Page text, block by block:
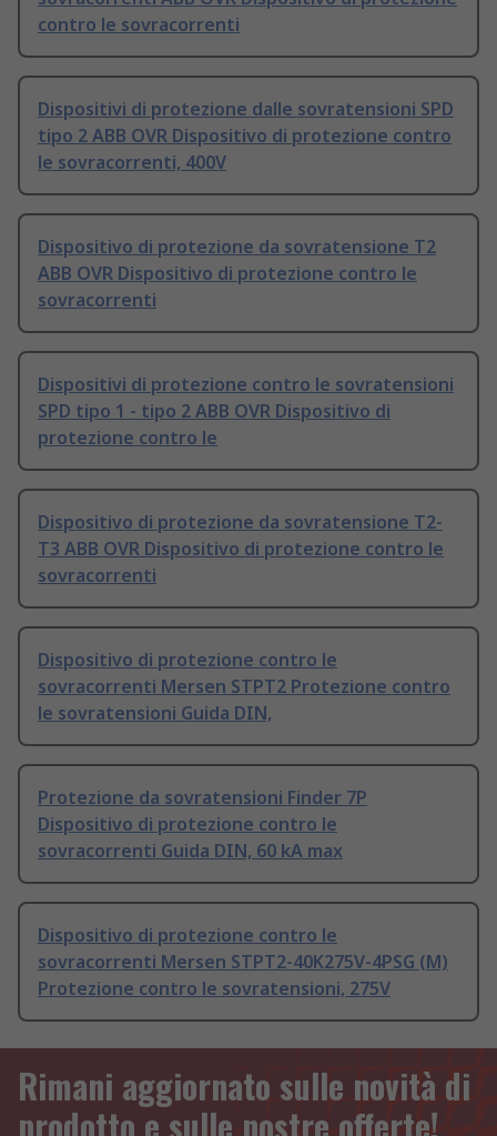
contro le sovracorrenti
Dispositivi di protezione dalle sovratensioni SPD
tipo 2 ABB OVR Dispositivo di protezione contro
le sovracorrenti, 400V
Dispositivo di protezione da sovratensione T2
ABB OVR Dispositivo di protezione contro le
sovracorrenti
Dispositivi di protezione contro le sovratensioni
SPD tipo 1 - tipo 2 ABB OVR Dispositivo di
protezione contro le
Dispositivo di protezione da sovratensione T2-
T3 ABB OVR Dispositivo di protezione contro le
sovracorrenti
Dispositivo di protezione contro le
sovracorrenti Mersen STPT2 Protezione contro
le sovratensioni Guida DIN,
Protezione da sovratensioni Finder 7P
Dispositivo di protezione contro le
sovracorrenti Guida DIN, 60 kA max
Dispositivo di protezione contro le
sovracorrenti Mersen STPT2-40K275V-4PSG (M)
Protezione contro le sovratensioni, 275V
Rimani aggiornato sulle novità di
prodotto e sulle nostre offerte!